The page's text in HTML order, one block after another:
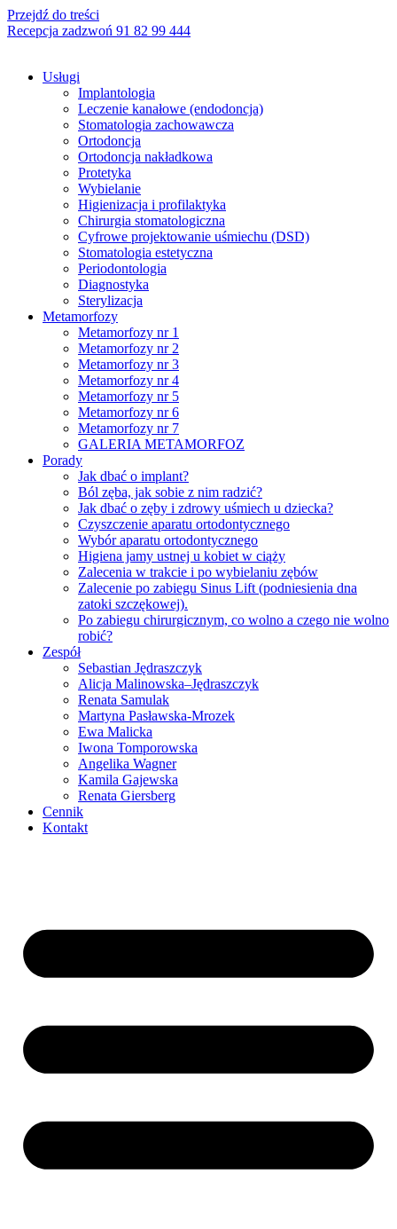
Przejdź do treści
Recepcja zadzwoń 91 82 99 444
Usługi
Implantologia
Leczenie kanałowe (endodoncja)
Stomatologia zachowawcza
Ortodoncja
Ortodoncja nakładkowa
Protetyka
Wybielanie
Higienizacja i profilaktyka
Chirurgia stomatologiczna
Cyfrowe projektowanie uśmiechu (DSD)
Stomatologia estetyczna
Periodontologia
Diagnostyka
Sterylizacja
Metamorfozy
Metamorfozy nr 1
Metamorfozy nr 2
Metamorfozy nr 3
Metamorfozy nr 4
Metamorfozy nr 5
Metamorfozy nr 6
Metamorfozy nr 7
GALERIA METAMORFOZ
Porady
Jak dbać o implant?
Ból zęba, jak sobie z nim radzić?
Jak dbać o zęby i zdrowy uśmiech u dziecka?
Czyszczenie aparatu ortodontycznego
Wybór aparatu ortodontycznego
Higiena jamy ustnej u kobiet w ciąży
Zalecenia w trakcie i po wybielaniu zębów
Zalecenie po zabiegu Sinus Lift (podniesienia dna
zatoki szczękowej).
Po zabiegu chirurgicznym, co wolno a czego nie wolno
robić?
Zespół
Sebastian Jędraszczyk
Alicja Malinowska–Jędraszczyk
Renata Samulak
Martyna Pasławska-Mrozek
Ewa Malicka
Iwona Tomporowska
Angelika Wagner
Kamila Gajewska
Renata Giersberg
Cennik
Kontakt